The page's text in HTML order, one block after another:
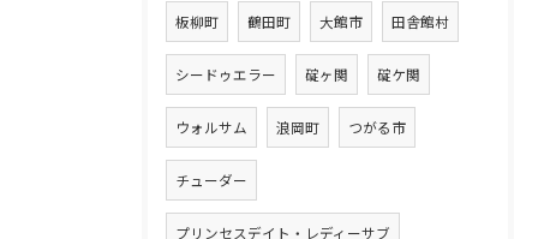
板柳町 鶴田町 大館市 田舎館村
シードゥエラー 碇ヶ関 碇ケ関
ウォルサム 浪岡町 つがる市
チューダー
プリンセスデイト・レディーサブ